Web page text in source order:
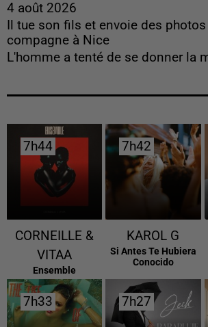
4 août 2026
Il tue son fils et envoie des photos
compagne à Nice
L'homme a tenté de se donner la
7h44
7h44
CORNEILLE &
VITAA
Ensemble
7h42
7h42
KAROL G
Si Antes Te Hubiera
Conocido
7h33
7h33 7h27
7h27